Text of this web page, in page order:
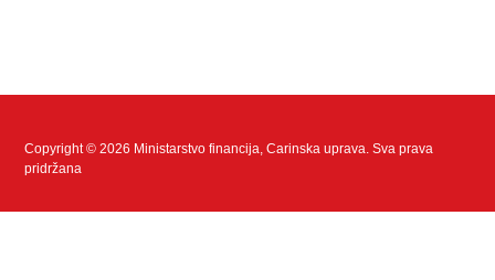
Copyright © 2026 Ministarstvo financija, Carinska uprava. Sva prava
pridržana